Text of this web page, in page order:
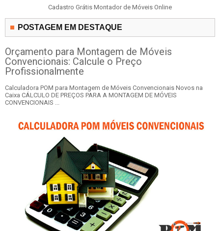
Cadastro Grátis Montador de Móveis Online
POSTAGEM EM DESTAQUE
Orçamento para Montagem de Móveis
Convencionais: Calcule o Preço
Profissionalmente
Calculadora POM para Montagem de Móveis Convencionais Novos na
Caixa CÁLCULO DE PREÇOS PARA A MONTAGEM DE MÓVEIS
CONVENCIONAIS ...